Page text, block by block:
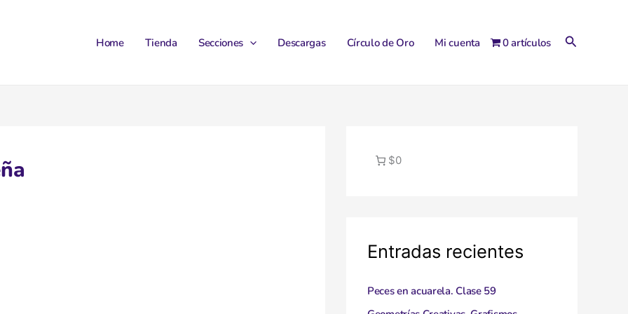
Home Tienda Secciones Descargas Círculo de Oro Mi cuenta 0 artículos Buscar
$0
Entradas recientes
Peces en acuarela. Clase 59